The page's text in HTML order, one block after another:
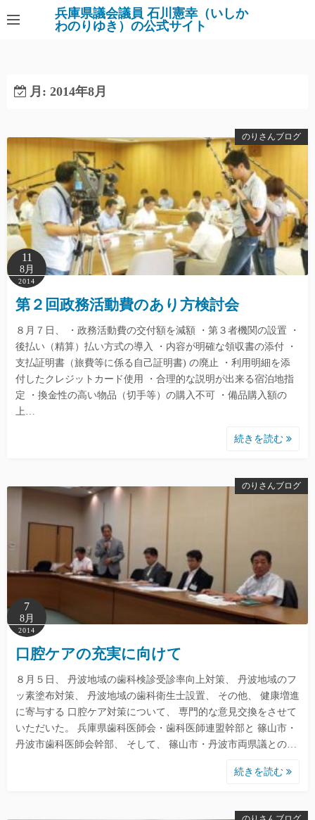
ン
キ
プ
兵庫県議会議員 石川憲幸（いしか
わのりゆき）の公式サイト
月: 2014年8月
のりさんブログ
11
8月
2014
第２回政務活動費のあり方検討会
８月７日、 ・政務活動費の交付額を減額 ・第３者機関の設置 ・
後払い（精算）払い方式の導入 ・内容が明確な領収書の添付 ・
支払証明書（旅費等に係る自己証明書) の廃止 ・利用明細を添
付したクレジットカード使用 ・合理的な説明が出来る宿泊地指
定 ・換金性の高い物品（切手等）の購入不可 ・備品購入額の
上…
続きを読む
のりさんブログ
7
8月
2014
口腔ケアの充実に向けて
８月５日、 丹波地域の歯科検診受診率向上対策、 丹波地域のフ
ッ素塗布対策、 丹波地域の歯科衛生士設置、 その他、 健康増進
に寄与する 口腔ケア対策について、 専門的な意見交換をさせて
いただいた。 兵庫県歯科医師会・歯科医師連盟幹部と 篠山市・
丹波市歯科医師会幹部、 そして、 篠山市・丹波市両県議との…
続きを読む